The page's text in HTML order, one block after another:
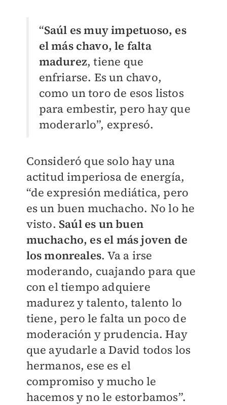
“Saúl es muy impetuoso, es
el más chavo, le falta
madurez, tiene que
enfriarse. Es un chavo,
como un toro de esos listos
para embestir, pero hay que
moderarlo”, expresó.
Consideró que solo hay una
actitud imperiosa de energía,
“de expresión mediática, pero
es un buen muchacho. No lo he
visto. Saúl es un buen
muchacho, es el más joven de
los monreales. Va a irse
moderando, cuajando para que
con el tiempo adquiere
madurez y talento, talento lo
tiene, pero le falta un poco de
moderación y prudencia. Hay
que ayudarle a David todos los
hermanos, ese es el
compromiso y mucho le
hacemos y no le estorbamos”.